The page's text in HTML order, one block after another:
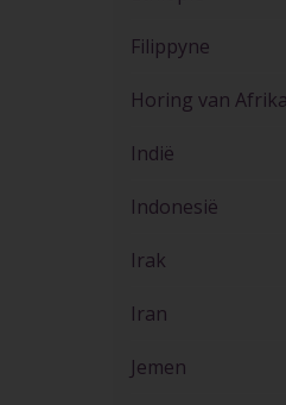
Filippyne
Horing van Afrika
Indië
Indonesië
Irak
Iran
Jemen